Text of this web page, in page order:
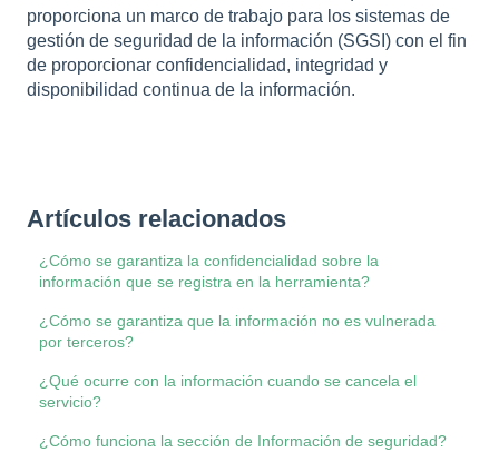
proporciona un marco de trabajo para los sistemas de
gestión de seguridad de la información (SGSI) con el fin
de proporcionar confidencialidad, integridad y
disponibilidad continua de la información.
Artículos relacionados
¿Cómo se garantiza la confidencialidad sobre la
información que se registra en la herramienta?
¿Cómo se garantiza que la información no es vulnerada
por terceros?
¿Qué ocurre con la información cuando se cancela el
servicio?
¿Cómo funciona la sección de Información de seguridad?